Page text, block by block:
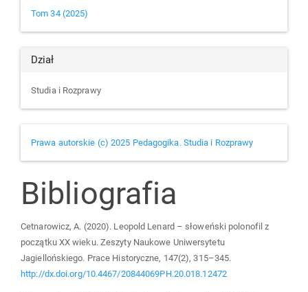
Details
Tom 34 (2025)
Dział
Studia i Rozprawy
Prawa autorskie (c) 2025 Pedagogika. Studia i Rozprawy
Bibliografia
Cetnarowicz, A. (2020). Leopold Lenard – słoweński polonofil z
początku XX wieku. Zeszyty Naukowe Uniwersytetu
Jagiellońskiego. Prace Historyczne, 147(2), 315–345.
http://dx.doi.org/10.4467/20844069PH.20.018.12472